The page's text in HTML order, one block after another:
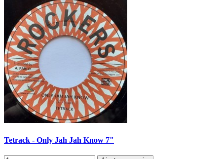
Tetrack - Only Jah Jah Know 7"